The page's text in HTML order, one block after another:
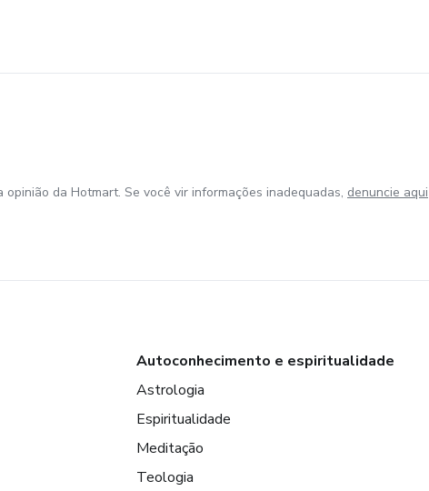
da Hotmart. Se você vir informações inadequadas, denuncie aqui
Autoconhecimento e espiritualidade
Astrologia
Espiritualidade
Meditação
Teologia